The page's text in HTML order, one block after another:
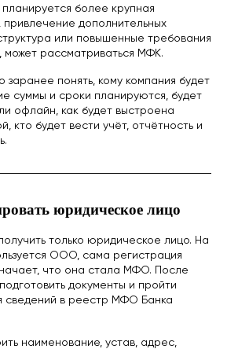
более крупная
дополнительных
или повышенные требования
может рассматриваться МФК.
заранее понять, кому компания будет
суммы и сроки планируются, будет
офлайн, как будет выстроена
кто будет вести учёт, отчётность и
юридическое лицо
только юридическое лицо. На
ООО, сама регистрация
что она стала МФО. После
документы и пройти
сведений в реестр МФО Банка
наименование, устав, адрес,